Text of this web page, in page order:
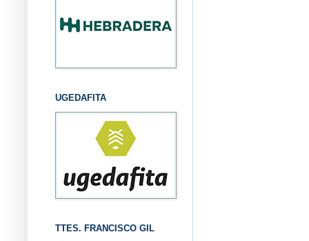
UGEDAFITA
TTES. FRANCISCO GIL